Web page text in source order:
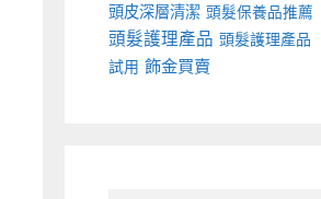
頭皮深層清潔 頭髮保養品推薦
頭髮護理產品 頭髮護理產品
試用 飾金買賣